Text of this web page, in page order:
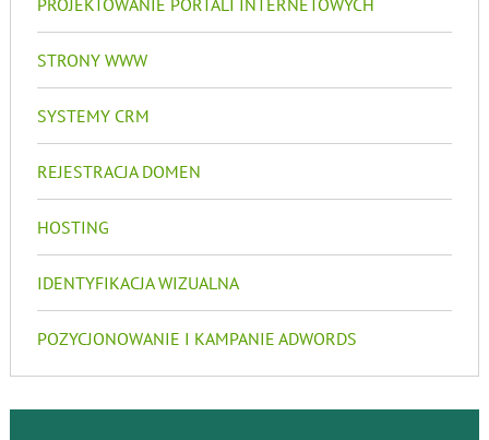
PROJEKTOWANIE PORTALI INTERNETOWYCH
STRONY WWW
SYSTEMY CRM
REJESTRACJA DOMEN
HOSTING
IDENTYFIKACJA WIZUALNA
POZYCJONOWANIE I KAMPANIE ADWORDS